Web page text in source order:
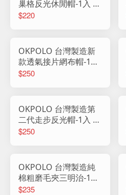
巢格反光休閒帽-1入 長
簷帽 帽子 鴨舌帽 棒球
$220
OKPOLO 台灣製造新
款透氣接片網布帽-1入
長簷帽 帽子 鴨舌帽 棒
$250
OKPOLO 台灣製造第
二代走步反光帽-1入 休
閒棒球帽 帽子 鴨舌帽
$250
OKPOLO 台灣製造純
棉粗磨毛夾三明治-1入
帽子 鴨舌帽 棒球帽 休
$235